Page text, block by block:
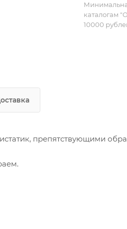
каталогам
10000
препятствующими